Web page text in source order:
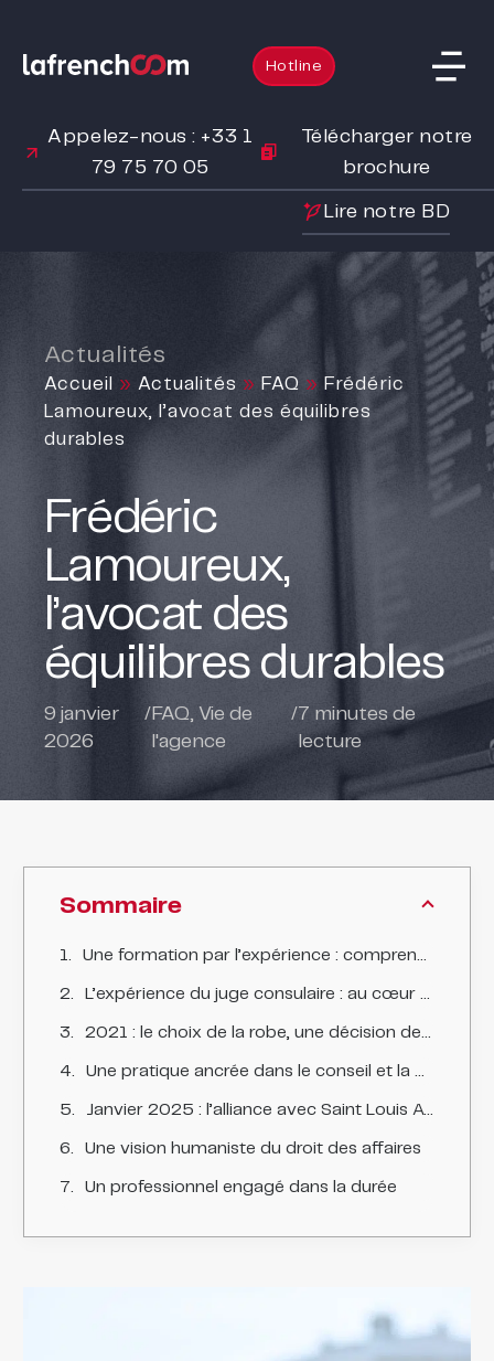
Hotline
Appelez-nous : +33 1
79 75 70 05
Télécharger notre
brochure
Lire notre BD
Actualités
Accueil » Actualités » FAQ » Frédéric
Lamoureux, l’avocat des équilibres
durables
Frédéric
Lamoureux,
l’avocat des
équilibres durables
9 janvier
2026
/FAQ, Vie de
l'agence
/7 minutes de
lecture
Sommaire
Une formation par l’expérience : comprendre l’entreprise avant de la conseiller
L’expérience du juge consulaire : au cœur de la justice commerciale
2021 : le choix de la robe, une décision de maturité
Une pratique ancrée dans le conseil et la prévention des risques
Janvier 2025 : l’alliance avec Saint Louis Avocats
Une vision humaniste du droit des affaires
Un professionnel engagé dans la durée